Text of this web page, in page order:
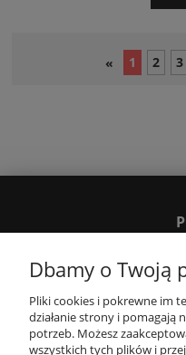
« 1 2 3
Dbamy o Twoją
Pliki cookies i pokrewne im
działanie strony i pomagają
potrzeb. Możesz
wszystkich tych plików i